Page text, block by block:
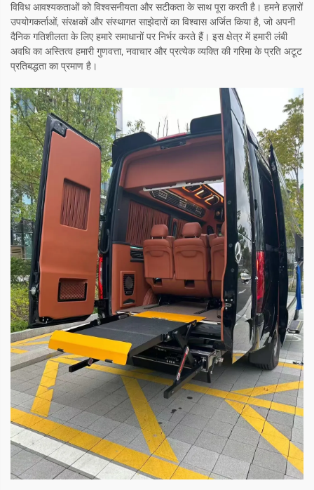
विविध आवश्यकताओं को विश्वसनीयता और सटीकता के साथ पूरा करती है। हमने हज़ारों
उपयोगकर्ताओं, संरक्षकों और संस्थागत साझेदारों का विश्वास अर्जित किया है, जो अपनी
दैनिक गतिशीलता के लिए हमारे समाधानों पर निर्भर करते हैं। इस क्षेत्र में हमारी लंबी
अवधि का अस्तित्व हमारी गुणवत्ता, नवाचार और प्रत्येक व्यक्ति की गरिमा के प्रति अटूट
प्रतिबद्धता का प्रमाण है।